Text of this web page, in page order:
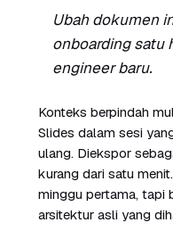
Ubah dokumen
onboarding satu
engineer baru.
Konteks berpindah
Slides dalam sesi
ulang. Diekspor
kurang dari satu
minggu pertama, tapi
arsitektur asli yang